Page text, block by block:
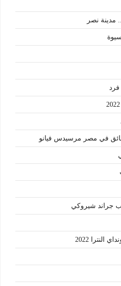
مدينة نصر
في مصر مرسيدس فيانو
جراند شيروكي
النترا 2022